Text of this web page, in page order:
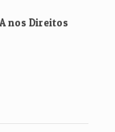
nos Direitos